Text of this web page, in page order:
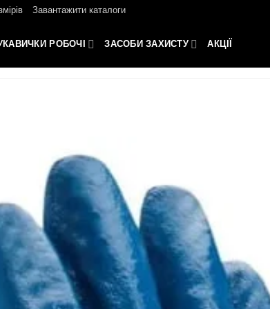
Завантажити каталоги
РОБОЧІ ЗАСОБИ ЗАХИСТУ АКЦІЇ